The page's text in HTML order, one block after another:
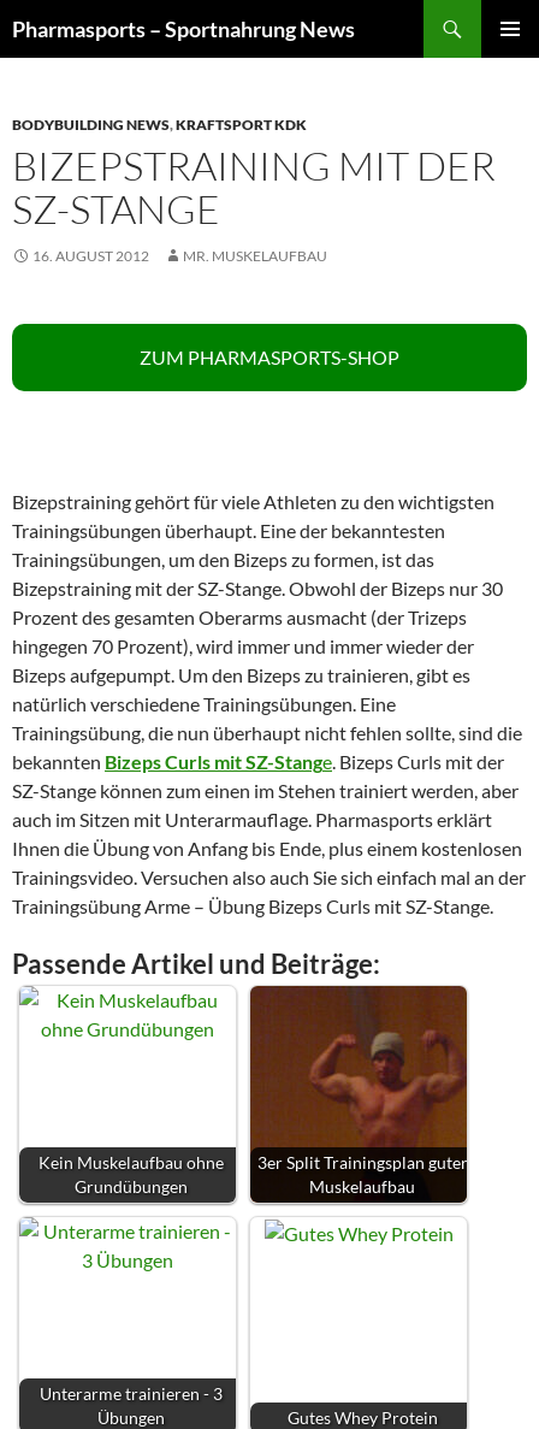
Inhalt
Pharmasports – Sportnahrung News
BODYBUILDING NEWS,KRAFTSPORT KDK
BIZEPSTRAINING MIT DER
SZ-STANGE
16. AUGUST 2012 MR. MUSKELAUFBAU
ZUM PHARMASPORTS-SHOP
Bizepstraining gehört für viele Athleten zu den wichtigsten
Trainingsübungen überhaupt. Eine der bekanntesten
Trainingsübungen, um den Bizeps zu formen, ist das
Bizepstraining mit der SZ-Stange. Obwohl der Bizeps nur 30
Prozent des gesamten Oberarms ausmacht (der Trizeps
hingegen 70 Prozent), wird immer und immer wieder der
Bizeps aufgepumpt. Um den Bizeps zu trainieren, gibt es
natürlich verschiedene Trainingsübungen. Eine
Trainingsübung, die nun überhaupt nicht fehlen sollte, sind die
bekannten Bizeps Curls mit SZ-Stange. Bizeps Curls mit der
SZ-Stange können zum einen im Stehen trainiert werden, aber
auch im Sitzen mit Unterarmauflage. Pharmasports erklärt
Ihnen die Übung von Anfang bis Ende, plus einem kostenlosen
Trainingsvideo. Versuchen also auch Sie sich einfach mal an der
Trainingsübung Arme – Übung Bizeps Curls mit SZ-Stange.
Passende Artikel und Beiträge:
Kein Muskelaufbau ohne
Grundübungen
3er Split Trainingsplan guter
Muskelaufbau
Unterarme trainieren - 3
Übungen
Gutes Whey Protein